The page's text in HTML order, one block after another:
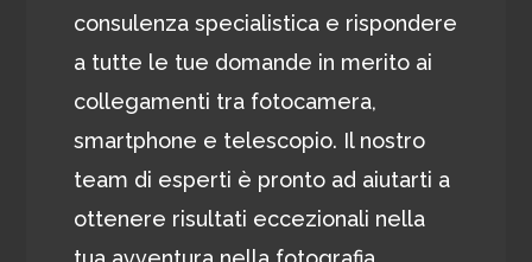
consulenza specialistica e rispondere
a tutte le tue domande in merito ai
collegamenti tra fotocamera,
smartphone e telescopio. Il nostro
team di esperti è pronto ad aiutarti a
ottenere risultati eccezionali nella